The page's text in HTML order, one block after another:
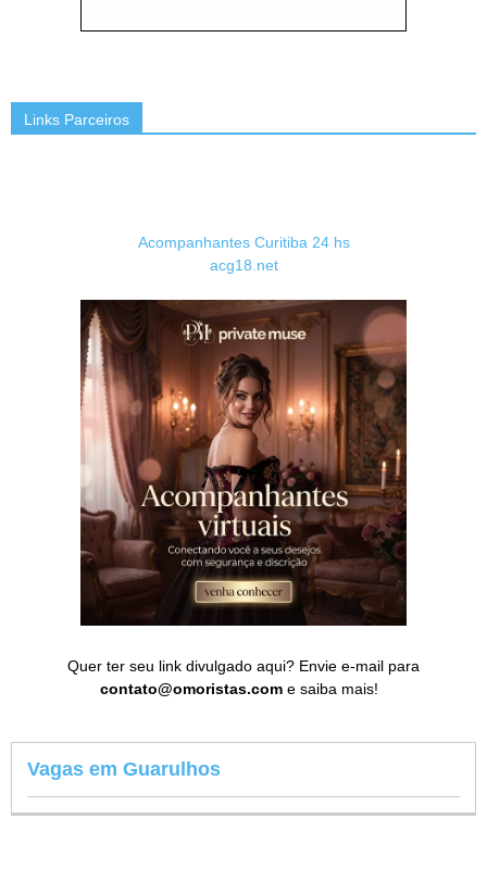
Links Parceiros
Acompanhantes Curitiba 24 hs
acg18.net
Quer ter seu link divulgado aqui? Envie e-mail para
contato@omoristas.com e saiba mais!
Vagas em Guarulhos